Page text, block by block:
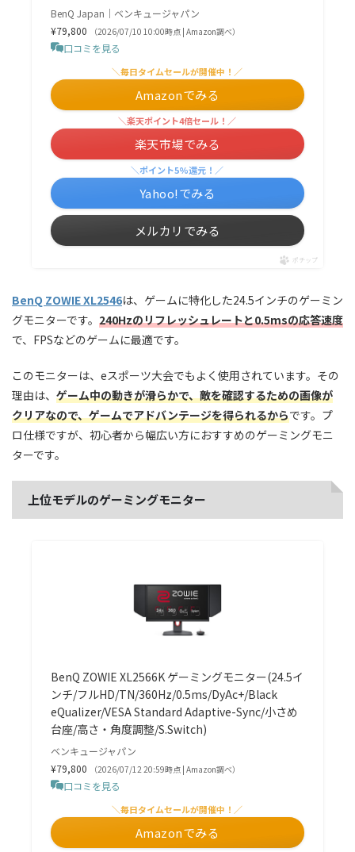
BenQ Japan｜ベンキュージャパン
¥79,800
（2026/07/10 10:00時点 | Amazon調べ）
口コミを見る
＼毎日タイムセールが開催中！／
Amazonでみる
＼楽天ポイント4倍セール！／
楽天市場でみる
＼ポイント5%還元！／
Yahoo!でみる
メルカリでみる
ポチップ
BenQ ZOWIE XL2546は、ゲームに特化した24.5インチのゲーミン
グモニターです。 240Hzのリフレッシュレートと0.5msの応答速度
で、FPSなどのゲームに最適です。
このモニターは、eスポーツ大会でもよく使用されています。その
理由は、 ゲーム中の動きが滑らかで、敵を確認するための画像が
クリアなので、ゲームでアドバンテージを得られるからです。プ
ロ仕様ですが、初心者から幅広い方におすすめのゲーミングモニ
ターです。
上位モデルのゲーミングモニター
BenQ ZOWIE XL2566K ゲーミングモニター(24.5イ
ンチ/フルHD/TN/360Hz/0.5ms/DyAc+/Black
eQualizer/VESA Standard Adaptive-Sync/小さめ
台座/高さ・角度調整/S.Switch)
ベンキュージャパン
¥79,800
（2026/07/12 20:59時点 | Amazon調べ）
口コミを見る
＼毎日タイムセールが開催中！／
Amazonでみる